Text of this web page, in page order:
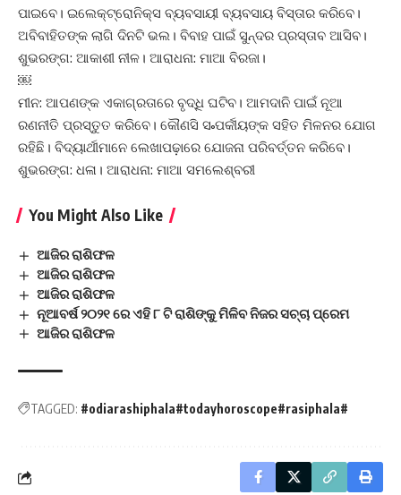
ପାଇବେ। ଇଲେକ୍‌ଟ୍ରୋନିକ୍‌ସ ବ୍ୟବସାୟୀ ବ୍ୟବସାୟ ବିସ୍ତାର କରିବେ।
ଅବିବାହିତଙ୍କ ଲାଗି ଦିନଟି ଭଲ। ବିବାହ ପାଇଁ ସୁନ୍ଦର ପ୍ରସ୍ତାବ ଆସିବ।
ଶୁଭରଙ୍ଗ: ଆକାଶୀ ନୀଳ। ଆରାଧନା: ମାଆ ବିରଜା।
￼
ମୀନ: ଆପଣଙ୍କ ଏକାଗ୍ରତାରେ ବୃଦ୍ଧି ଘଟିବ। ଆମଦାନି ପାଇଁ ନୂଆ
ରଣନୀତି ପ୍ରସ୍ତୁତ କରିବେ। କୌଣସି ସ˚ପର୍କୀୟଙ୍କ ସହିତ ମିଳନର ଯୋଗ
ରହିଛି। ବିଦ୍ୟାର୍ଥୀମାନେ ଲେଖାପଢ଼ାରେ ଯୋଜନା ପରିବର୍ତ୍ତନ କରିବେ।
ଶୁଭରଙ୍ଗ: ଧଳା। ଆରାଧନା: ମାଆ ସମଲେଶ୍ବରୀ
You Might Also Like
ଆଜିର ରାଶିଫଳ
ଆଜିର ରାଶିଫଳ
ଆଜିର ରାଶିଫଳ
ନୂଆବର୍ଷ ୨୦୨୧ ରେ ଏହି ୮ ଟି ରାଶିଙ୍କୁ ମିଳିବ ନିଜର ସଚ୍ଚା ପ୍ରେମ
ଆଜିର ରାଶିଫଳ
TAGGED: #odiarashiphala#todayhoroscope#rasiphala#